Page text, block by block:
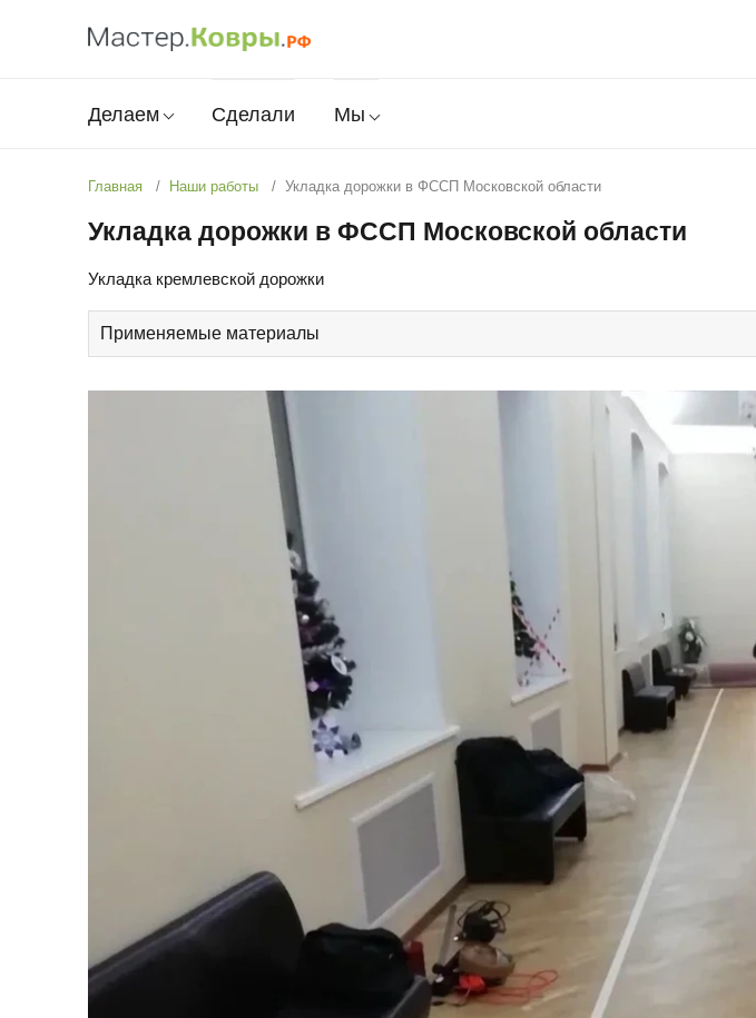
Делаем Сделали Мы
Главная Наши работы Укладка дорожки в ФССП Московской области
Укладка дорожки в ФССП Московской области
Укладка кремлевской дорожки
Применяемые материалы